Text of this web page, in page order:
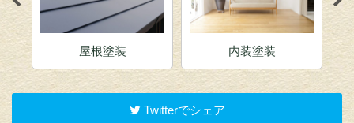
屋根塗装 内装塗装
Twitterでシェア